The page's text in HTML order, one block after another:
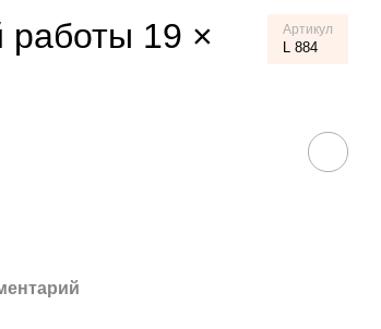
работы 19 ×
Артикул
L 884